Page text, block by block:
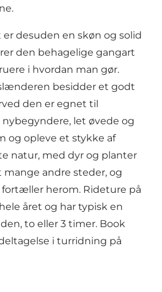
desuden en skøn og solid
den behagelige gangart
i hvordan man gør.
besidder et godt
den er egnet til
let øvede og
og opleve et stykke af
natur, med dyr og planter
andre steder, og
herom. Rideture på
året og har typisk en
to eller 3 timer. Book
i turridning på